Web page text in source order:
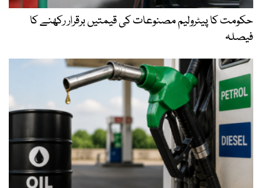
حکومت کا پیٹرولیم مصنوعات کی قیمتیں برقرار رکھنے کا
فیصلہ